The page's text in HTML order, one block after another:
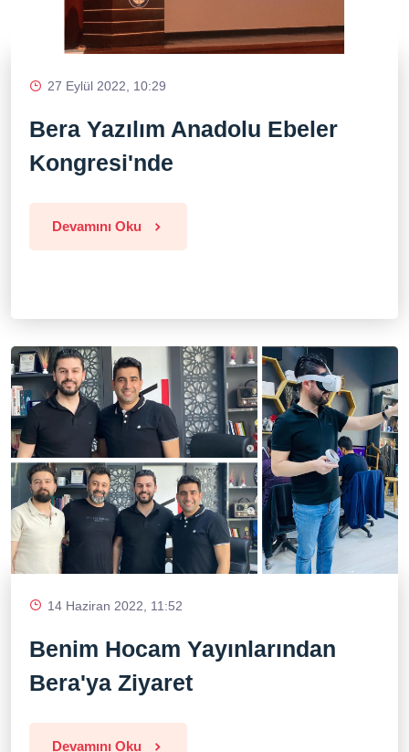
27 Eylül 2022, 10:29
Bera Yazılım Anadolu Ebeler
Kongresi'nde
Devamını Oku
14 Haziran 2022, 11:52
Benim Hocam Yayınlarından
Bera'ya Ziyaret
Devamını Oku